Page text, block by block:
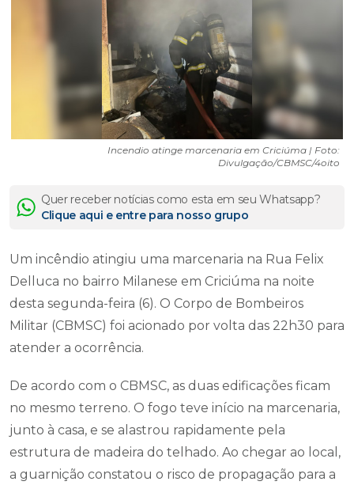
Incendio atinge marcenaria em Criciúma | Foto:
Divulgação/CBMSC/4oito
Quer receber notícias como esta em seu Whatsapp?
Clique aqui e entre para nosso grupo
Um incêndio atingiu uma marcenaria na Rua Felix
Delluca no bairro Milanese em Criciúma na noite
desta segunda-feira (6). O Corpo de Bombeiros
Militar (CBMSC) foi acionado por volta das 22h30 para
atender a ocorrência.
De acordo com o CBMSC, as duas edificações ficam
no mesmo terreno. O fogo teve início na marcenaria,
junto à casa, e se alastrou rapidamente pela
estrutura de madeira do telhado. Ao chegar ao local,
a guarnição constatou o risco de propagação para a